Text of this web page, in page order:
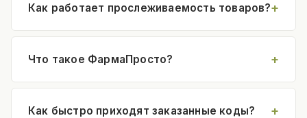
Как работает прослеживаемость товаров?
Что такое ФармаПросто?
Как быстро приходят заказанные коды?